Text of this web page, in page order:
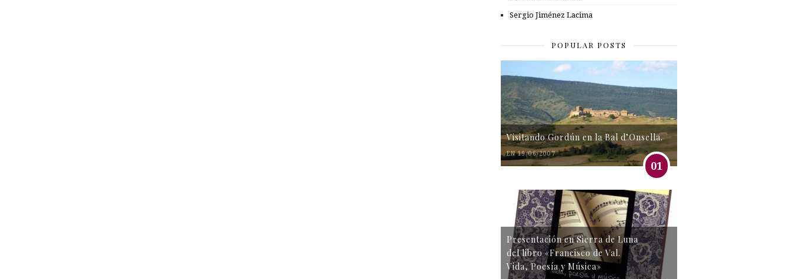
Sergio Jiménez Lacima
POPULAR POSTS
Visitando Gordún en la Bal d’Onsella.
EN 19/06/2007
01
Presentación en Sierra de Luna
del libro «Francisco de Val.
Vida, Poesía y Música»